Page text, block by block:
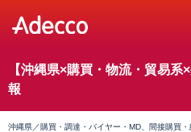
【沖縄県×購買・物流・貿易
報
沖縄県／購買・調達・バイヤー・MD、間接購買